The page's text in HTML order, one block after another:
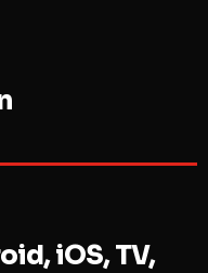
iOS, TV,